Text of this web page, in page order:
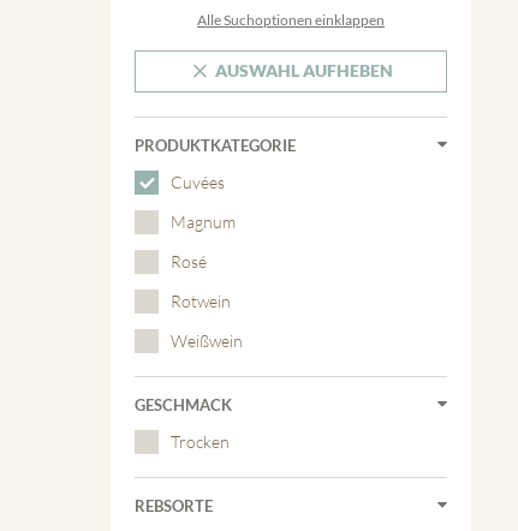
Alle Suchoptionen einklappen
AUSWAHL AUFHEBEN
PRODUKTKATEGORIE
Cuvées
Magnum
Rosé
Rotwein
Weißwein
GESCHMACK
Trocken
REBSORTE